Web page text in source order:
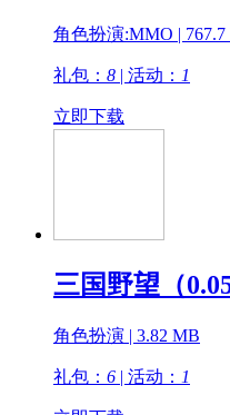
角色扮演:MMO | 767.7
礼包： 8 | 活动： 1
立即下载
三国野望（
角色扮演 | 3.82 MB
礼包： 6 | 活动： 1